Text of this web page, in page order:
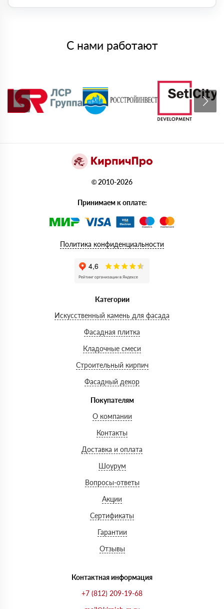
С нами работают
© 2010-2026
Принимаем к оплате:
Политика конфиденциальности
Категории
Искусственный камень для фасада
Фасадная плитка
Кладочные смеси
Строительный кирпич
Фасадный декор
Покупателям
О компании
Контакты
Доставка и оплата
Шоурум
Вопросы-ответы
Акции
Сертификаты
Гарантии
Отзывы
Контактная информация
+7 (812) 209-19-68